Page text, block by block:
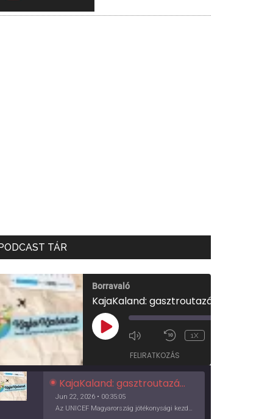
TÁR
Borravaló
PLAY
EPISODE
1X
FELIRATKOZÁS
KajaKaland: gasztroutazás a föld körül
Jun 22, 2026 • 00:35:05
Az UNICEF Magyarország jótékonysági kezdeményezése izgalmas, egész éves világkörüli ízutazásra hív, igazi családi program és gasztroedukáció, illetve segítség a rászorulóknak is egyben.